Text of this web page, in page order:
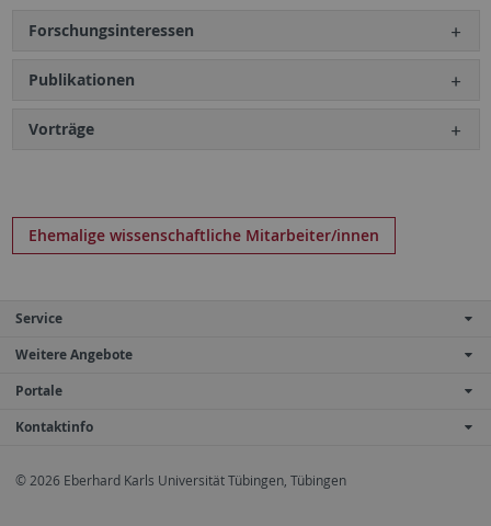
Forschungsinteressen
Publikationen
Vorträge
Ehemalige wissenschaftliche Mitarbeiter/innen
Service
Weitere Angebote
Portale
Kontaktinfo
© 2026 Eberhard Karls Universität Tübingen, Tübingen